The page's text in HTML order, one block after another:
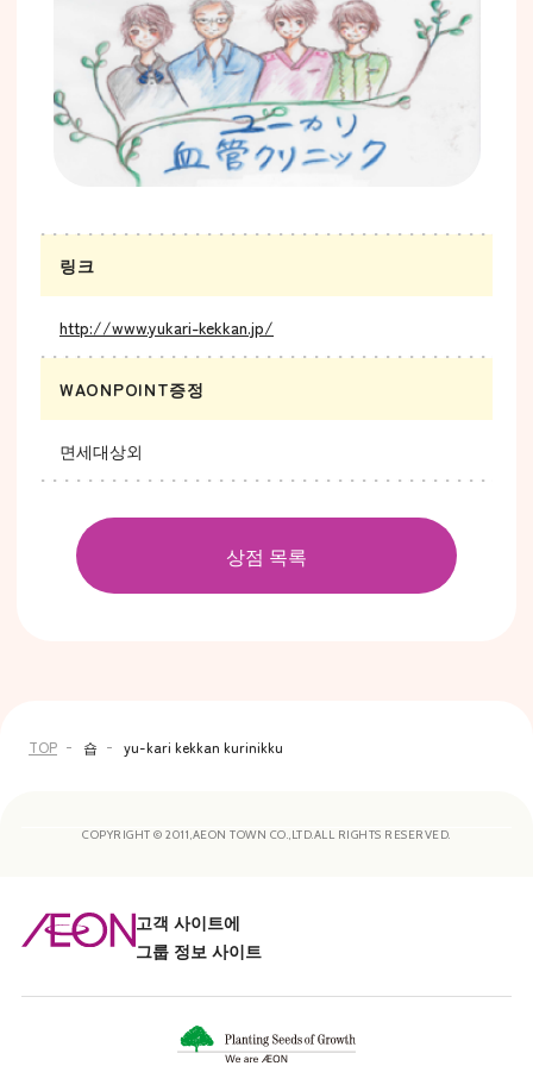
링크
http://www.yukari-kekkan.jp/
WAONPOINT증정
면세대상외
상점 목록
TOP 숍 yu-kari kekkan kurinikku
COPYRIGHT © 2011,AEON TOWN CO.,LTD.ALL RIGHTS RESERVED.
고객 사이트에
그룹 정보 사이트